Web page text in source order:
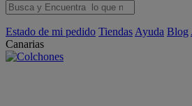
Estado de mi pedido Tiendas Ayuda Blog
Canarias